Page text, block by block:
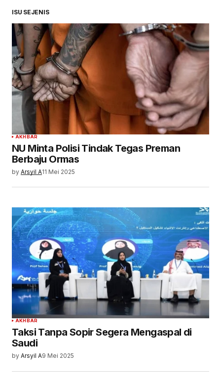
ISU SEJENIS
AKHBAR
NU Minta Polisi Tindak Tegas Preman
Berbaju Ormas
by Arsyil A11 Mei 2025
AKHBAR
Taksi Tanpa Sopir Segera Mengaspal di
Saudi
by Arsyil A9 Mei 2025